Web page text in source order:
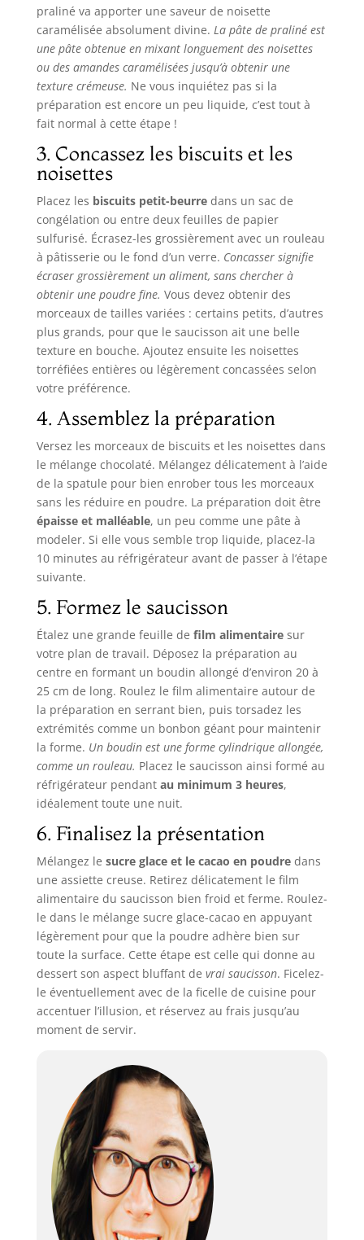
praliné va apporter une saveur de noisette
caramélisée absolument divine. La pâte de praliné est
une pâte obtenue en mixant longuement des noisettes
ou des amandes caramélisées jusqu’à obtenir une
texture crémeuse. Ne vous inquiétez pas si la
préparation est encore un peu liquide, c’est tout à
fait normal à cette étape !
3. Concassez les biscuits et les
noisettes
Placez les biscuits petit-beurredans un sac de
congélation ou entre deux feuilles de papier
sulfurisé. Écrasez-les grossièrement avec un rouleau
à pâtisserie ou le fond d’un verre. Concasser signifie
écraser grossièrement un aliment, sans chercher à
obtenir une poudre fine. Vous devez obtenir des
morceaux de tailles variées : certains petits, d’autres
plus grands, pour que le saucisson ait une belle
texture en bouche. Ajoutez ensuite les noisettes
torréfiées entières ou légèrement concassées selon
votre préférence.
4. Assemblez la préparation
Versez les morceaux de biscuits et les noisettes dans
le mélange chocolaté. Mélangez délicatement à l’aide
de la spatule pour bien enrober tous les morceaux
sans les réduire en poudre. La préparation doit être
épaisse et malléable, un peu comme une pâte à
modeler. Si elle vous semble trop liquide, placez-la
10 minutes au réfrigérateur avant de passer à l’étape
suivante.
5. Formez le saucisson
Étalez une grande feuille de film alimentairesur
votre plan de travail. Déposez la préparation au
centre en formant un boudin allongé d’environ 20 à
25 cm de long. Roulez le film alimentaire autour de
la préparation en serrant bien, puis torsadez les
extrémités comme un bonbon géant pour maintenir
la forme. Un boudin est une forme cylindrique allongée,
comme un rouleau. Placez le saucisson ainsi formé au
réfrigérateur pendant au minimum 3 heures,
idéalement toute une nuit.
6. Finalisez la présentation
Mélangez le sucre glace et le cacao en poudredans
une assiette creuse. Retirez délicatement le film
alimentaire du saucisson bien froid et ferme. Roulez-
le dans le mélange sucre glace-cacao en appuyant
légèrement pour que la poudre adhère bien sur
toute la surface. Cette étape est celle qui donne au
dessert son aspect bluffant de vrai saucisson. Ficelez-
le éventuellement avec de la ficelle de cuisine pour
accentuer l’illusion, et réservez au frais jusqu’au
moment de servir.